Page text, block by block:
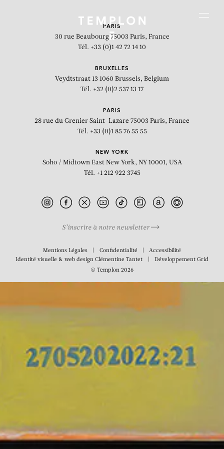
PARIS
30 rue Beaubourg 75003 Paris, France
Tél. +33 (0)1 42 72 14 10
BRUXELLES
Veydtstraat 13 1060 Brussels, Belgium
Tél. +32 (0)2 537 13 17
PARIS
28 rue du Grenier Saint-Lazare 75003 Paris, France
Tél. +33 (0)1 85 76 55 55
NEW YORK
Soho / Midtown East New York, NY 10001, USA
Tél. +1 212 922 3745
S’inscrire à notre newsletter
Mentions Légales Confidentialité
Accessibilité
Identité visuelle & web designClémentine Tantet Développement Grid
© Templon 2026